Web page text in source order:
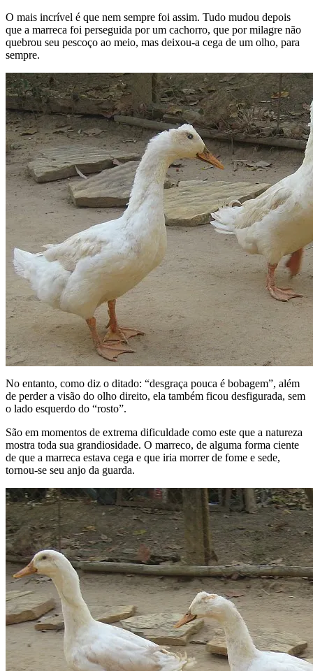
O mais incrível é que nem sempre foi assim. Tudo mudou depois
que a marreca foi perseguida por um cachorro, que por milagre não
quebrou seu pescoço ao meio, mas deixou-a cega de um olho, para
sempre.
No entanto, como diz o ditado: “desgraça pouca é bobagem”, além
de perder a visão do olho direito, ela também ficou desfigurada, sem
o lado esquerdo do “rosto”.
São em momentos de extrema dificuldade como este que a natureza
mostra toda sua grandiosidade. O marreco, de alguma forma ciente
de que a marreca estava cega e que iria morrer de fome e sede,
tornou-se seu anjo da guarda.